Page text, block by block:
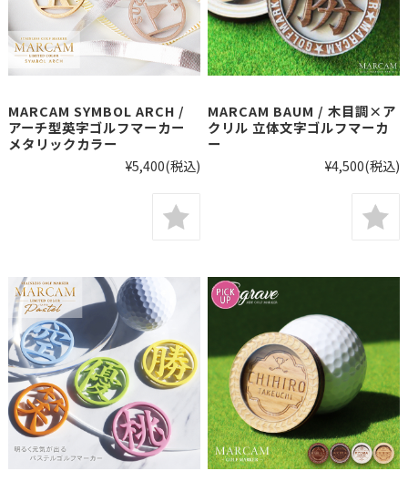
MARCAM SYMBOL ARCH /
アーチ型英字ゴルフマーカー
メタリックカラー
¥5,400(税込)
MARCAM BAUM / 木目調×ア
クリル 立体文字ゴルフマーカ
ー
¥4,500(税込)